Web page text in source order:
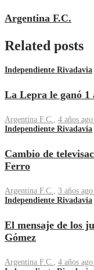
Argentina F.C.
Related posts
Independiente Rivadavia
La Lepra le ganó 1
Argentina F.C., 4 años ago
Independiente Rivadavia
Cambio de
Ferro
Argentina F.C., 3 años ago
Independiente Rivadavia
El mensaje de los
Gómez
Argentina F.C., 4 años ago